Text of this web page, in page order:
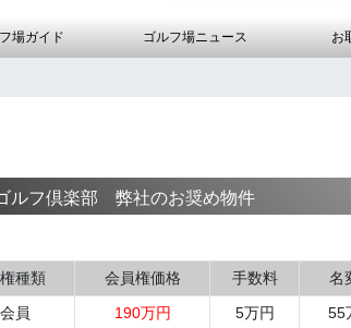
場ガイド ゴルフ場ニュース お
ルフ倶楽部 弊社のお奨め物件
種類 会員権価格 手数料
名
員 190万円 5万円
55